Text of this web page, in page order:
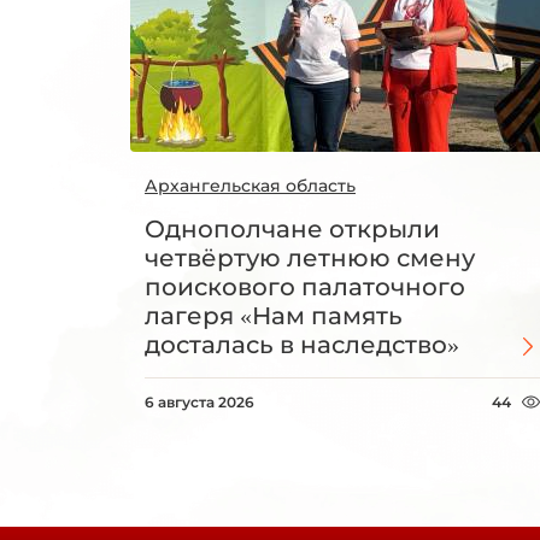
Архангельская область
Однополчане открыли
четвёртую летнюю смену
поискового палаточного
лагеря «Нам память
досталась в наследство»
6 августа 2026 44